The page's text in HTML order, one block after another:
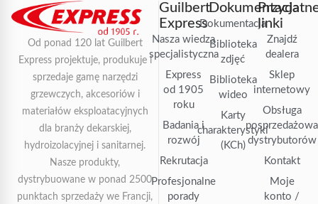
Od ponad 120 lat Guilbert
Express projektuje, produkuje i
sprzedaje gamę narzędzi
grzewczych, akcesoriów i
materiałów eksploatacyjnych
dla branży dekarskiej,
hydroizolacyjnej i sanitarnej.
Nasze produkty,
dystrybuowane w ponad 2500
punktach sprzedaży we Francji,
Guilbert
Express
Nasza wiedza
specjalistyczna
Express
od 1905
roku
Badania i
rozwój
Rekrutacja
Profesjonalne
porady
Dokumentacja
Dokumentacja
Biblioteka
zdjęć
Biblioteka
wideo
Karty
charakterystyki
(KCh)
linki
Znajdź
dealera
Sklep
internetowy
Obsługa
posprzedażowa
dystrybutorów
Kontakt
Moje
konto /